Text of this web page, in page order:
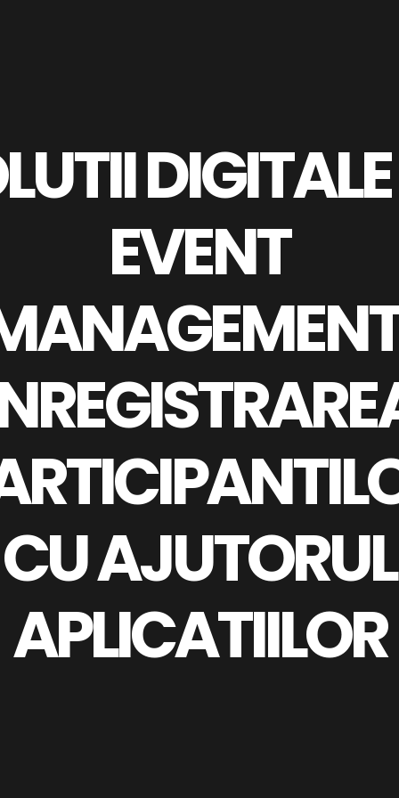
EVENT
CU AJUTORUL
APLICATIILOR